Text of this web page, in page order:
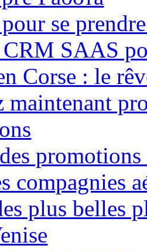
se
SAAS
Corse : le
maintenant
compagnies
plus belles